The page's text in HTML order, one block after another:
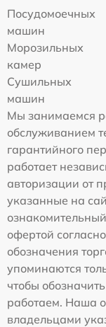
Посудомоечных
машин
Морозильных
камер
Сушильных
машин
Мы занимаемся
обслуживанием
гарантийного
работает
авторизации от
указанные на
офертой
обозначения
упоминаются
чтобы
работаем. Наша
владельцами